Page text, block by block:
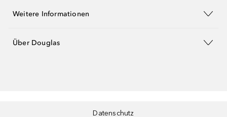
Weitere Informationen
Über Douglas
Datenschutz